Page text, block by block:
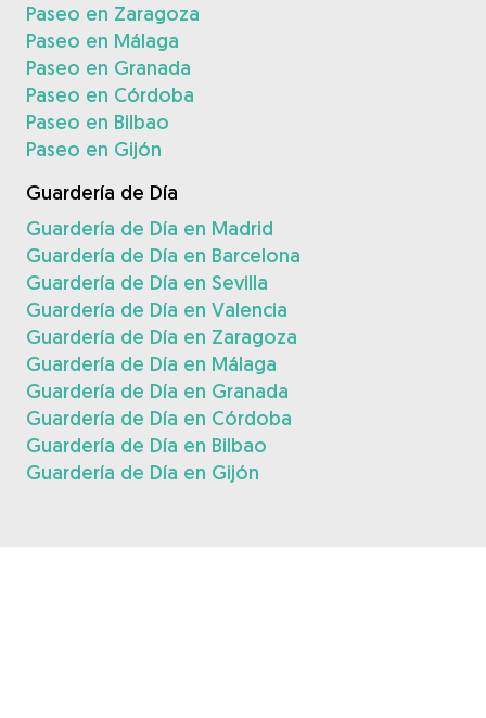
Paseo en Zaragoza
Paseo en Málaga
Paseo en Granada
Paseo en Córdoba
Paseo en Bilbao
Paseo en Gijón
Guardería de Día
Guardería de Día en Madrid
Guardería de Día en Barcelona
Guardería de Día en Sevilla
Guardería de Día en Valencia
Guardería de Día en Zaragoza
Guardería de Día en Málaga
Guardería de Día en Granada
Guardería de Día en Córdoba
Guardería de Día en Bilbao
Guardería de Día en Gijón